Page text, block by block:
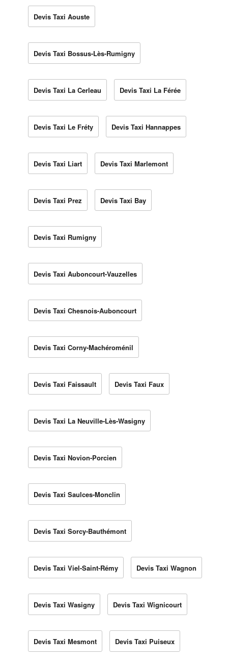
Devis Taxi Aouste
Devis Taxi Bossus-Lès-Rumigny
Devis Taxi La Cerleau Devis Taxi La Férée
Devis Taxi Le Fréty Devis Taxi Hannappes
Devis Taxi Liart Devis Taxi Marlemont
Devis Taxi Prez Devis Taxi Bay
Devis Taxi Rumigny
Devis Taxi Auboncourt-Vauzelles
Devis Taxi Chesnois-Auboncourt
Devis Taxi Corny-Machéroménil
Devis Taxi Faissault Devis Taxi Faux
Devis Taxi La Neuville-Lès-Wasigny
Devis Taxi Novion-Porcien
Devis Taxi Saulces-Monclin
Devis Taxi Sorcy-Bauthémont
Devis Taxi Viel-Saint-Rémy Devis Taxi Wagnon
Devis Taxi Wasigny Devis Taxi Wignicourt
Devis Taxi Mesmont Devis Taxi Puiseux